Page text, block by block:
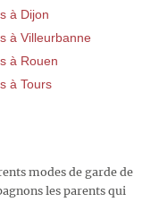
à Dijon
à Villeurbanne
à Rouen
à Tours
modes de garde de
les parents qui